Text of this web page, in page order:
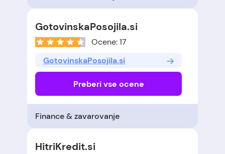
GotovinskaPosojila.si
Ocene: 17
GotovinskaPosojila.si
Preberi vse ocene
Finance & zavarovanje
HitriKredit.si